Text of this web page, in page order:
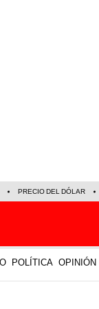
PRECIO DEL DÓLAR